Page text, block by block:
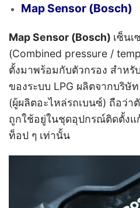
Map Sensor (ฺBosch)
Map Sensor (ฺBosch) เซ็น
(Combined pressure /
ตั้งมาพร้อมกับตัวกรอง สำห
ของระบบ LPG ผลิตจากบริษั
(ผู้ผลิตอะไหล่รถเบนซ์) ถือว่า
ถูกใช้อยู่ในชุดอุปกรณ์ติดตั้งแ
ท็อป ๆ เท่านั้น